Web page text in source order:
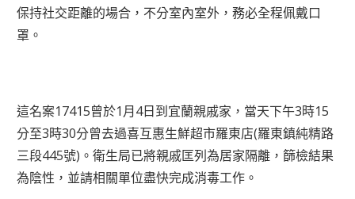
保持社交距離的場合，不分室內室外，務必全程佩戴口
罩。
這名案17415曾於1月4日到宜蘭親戚家，當天下午3時15
分至3時30分曾去過喜互惠生鮮超市羅東店(羅東鎮純精路
三段445號)。衛生局已將親戚匡列為居家隔離，篩檢結果
為陰性，並請相關單位盡快完成消毒工作。